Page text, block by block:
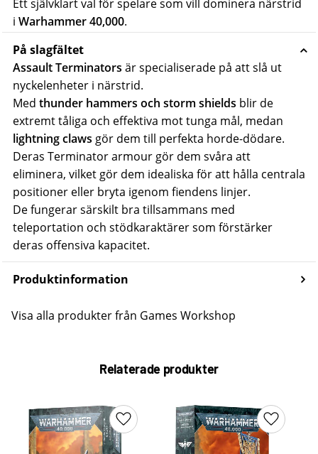
Ett självklart val för spelare som vill dominera närstrid
i Warhammer 40,000.
På slagfältet
Assault Terminators är specialiserade på att slå ut
nyckelenheter i närstrid.
Med thunder hammers och storm shields blir de
extremt tåliga och effektiva mot tunga mål, medan
lightning claws gör dem till perfekta horde-dödare.
Deras Terminator armour gör dem svåra att
eliminera, vilket gör dem idealiska för att hålla centrala
positioner eller bryta igenom fiendens linjer.
De fungerar särskilt bra tillsammans med
teleportation och stödkaraktärer som förstärker
deras offensiva kapacitet.
Produktinformation
Visa alla produkter från Games Workshop
Relaterade produkter
Lägg till i favoriter Lägg till